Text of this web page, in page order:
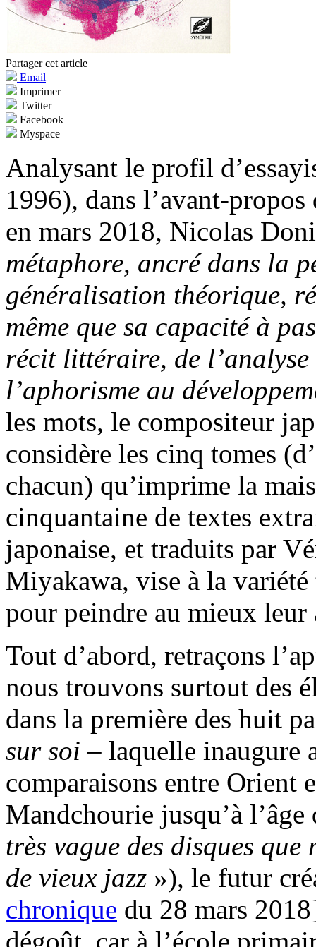
Partager cet article
Email
Imprimer
Twitter
Facebook
Myspace
Analysant le profil
1996), dans l’avant-
en mars 2018, Nicolas
métaphore, ancré dans la
généralisation théorique,
même que sa capacité à
récit littéraire, de
l’aphorisme au
les mots, le compositeur
considère les cinq tomes
chacun) qu’imprime la
cinquantaine de textes
japonaise, et traduits par
Miyakawa, vise à la
pour peindre au mieux leur
Tout d’abord, retraçons
nous trouvons surtout des
dans la première des huit
sur soi– laquelle inaugure
comparaisons entre Orient
Mandchourie jusqu’à
très vague des disques
de vieux jazz »), le futur
chronique du 28 mars